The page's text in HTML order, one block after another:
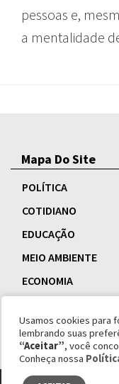
pessoas e,
a mentalidade
Mapa Do Site
POLÍTICA
COTIDIANO
EDUCAÇÃO
MEIO AMBIENTE
ECONOMIA
Usamos cookies para
lembrando suas
“Aceitar”, você
Conheça nossa